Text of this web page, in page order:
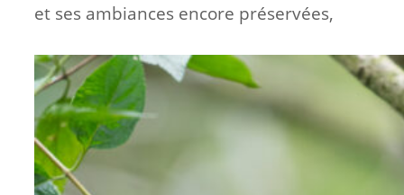
et ses ambiances encore préservées,